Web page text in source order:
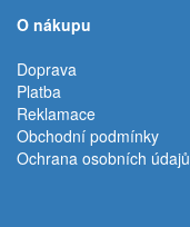
O nákupu
Doprava
Platba
Reklamace
Obchodní podmínky
Ochrana osobních údajů